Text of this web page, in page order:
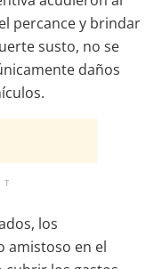
percance y brindar
susto, no se
daños
los
amistoso en el